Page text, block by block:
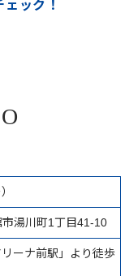
ック！
湯川町1丁目41-10
ーナ前駅」より徒歩